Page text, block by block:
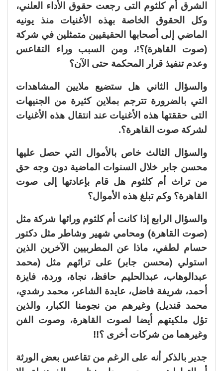
الشرق أم كلثوم التى رجعت حقوق الأداء العلني،
وكل الحقوق الخاصة بهذه الأغنيات منذ يونيه
الماضي إلى أصحابها الحقيقيين متمثلين في شركة
(صوت القاهرة)؟!، ومن السبب وراء التقاعس
وعدم تنفيذ قرار المحكمة حتى الآن؟
والسؤال الثاني هل ستضيع ملايين المشاهدات
التي بالضرورة تترجم بملاين كثيرة من الجنيهات
التى حققتها هذه الأغنيات عند انتقال هذه الأغنيات
لشركة صوت القاهرة؟.
والسؤال الثالث خاص بالأموال التي حصل عليها
محسن جابر خلال السنوات الماضية دون وجه حق
من تراث أم كلثوم هل قام بإعادتها إلى صوت
القاهرة؟ وكم تبلغ هذه الأموال؟
والسؤال الرابع إذا كانت أم كلثوم ورائها شركة مثل
(صوت القاهرة) ومحامي شهير وشاطر مثل دكتور
حسام لطفي، ماذا عن المطربيين الآخرين الذين
استولي (محسن جابر) على تراثهم مثل (محمد
عبدالوهاب، عبدالحليم حافظ، نجاة، وردة، فايزة
أحمد، شريفة فاضل، عايدة الشاعر، محمد رشدي،
محمد قنديل) وغيرهم من نجومنا الكبار، والذين
تؤل ملكيتهم أيضا لصوت القاهرة، وصوت الفن
وغيرهما من شركات أخرى ؟!!
جدير بالذكر أنه على الرغم من تقاعس بعض الورثة